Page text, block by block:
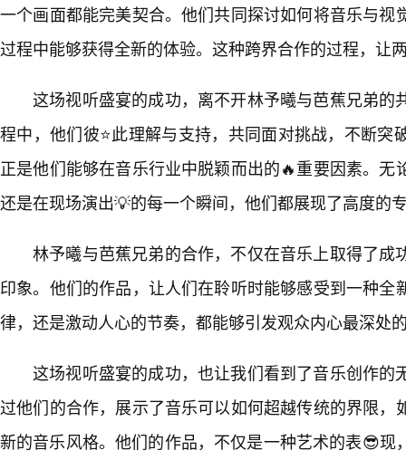
一个画面都能完美契合。他们共同探讨如何将音乐与视
过程中能够获得全新的体验。这种跨界合作的过程，让
这场视听盛宴的成功，离不开林予曦与芭蕉兄弟的
程中，他们彼⭐此理解与支持，共同面对挑战，不断突
正是他们能够在音乐行业中脱颖而出的🔥重要因素。无
还是在现场演出💡的每一个瞬间，他们都展现了高度的
林予曦与芭蕉兄弟的合作，不仅在音乐上取得了成
印象。他们的作品，让人们在聆听时能够感受到一种全
律，还是激动人心的节奏，都能够引发观众内心最深处
这场视听盛宴的成功，也让我们看到了音乐创作的
过他们的合作，展示了音乐可以如何超越传统的界限，
新的音乐风格。他们的作品，不仅是一种艺术的表😎现